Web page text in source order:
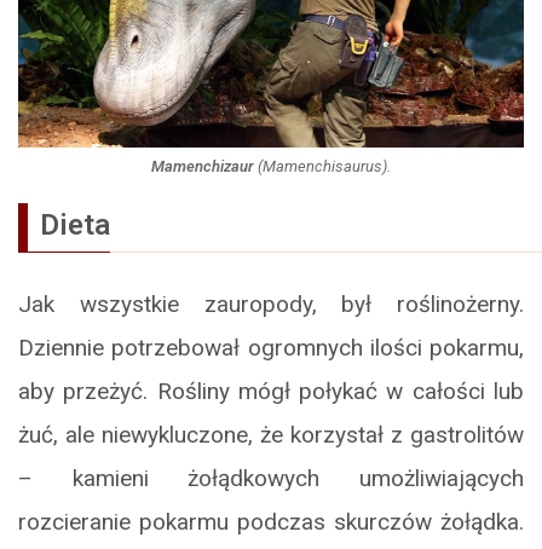
Mamenchizaur (Mamenchisaurus).
Dieta
Jak wszystkie zauropody, był roślinożerny.
Dziennie potrzebował ogromnych ilości pokarmu,
aby przeżyć. Rośliny mógł połykać w całości lub
żuć, ale niewykluczone, że korzystał z gastrolitów
– kamieni żołądkowych umożliwiających
rozcieranie pokarmu podczas skurczów żołądka.